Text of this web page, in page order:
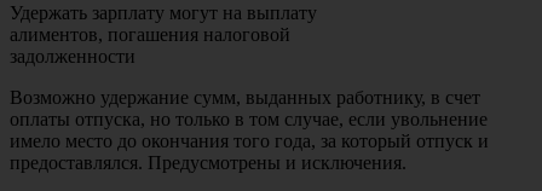
Удержать зарплату могут на выплату
алиментов, погашения налоговой
задолженности
Возможно удержание сумм, выданных работнику, в счет
оплаты отпуска, но только в том случае, если увольнение
имело место до окончания того года, за который отпуск и
предоставлялся. Предусмотрены и исключения.